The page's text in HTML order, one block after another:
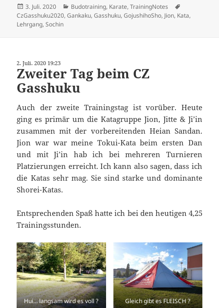
Veröffentlicht
am
3. Juli. 2020 Kategorien
Budotraining, Karate,TrainingNotes
CzGasshuku2020,Gankaku,Gasshuku,GojushihoSho, Jion, Kata,
Lehrgang,Sochin
2. Juli. 2020 19:23
Zweiter Tag beim CZ
Gasshuku
Auch der zweite Trainingstag ist vorüber. Heute
ging es primär um die Katagruppe Jion, Jitte & Ji’in
zusammen mit der vorbereitenden Heian Sandan.
Jion war war meine Tokui-Kata beim ersten Dan
und mit Ji’in hab ich bei mehreren Turnieren
Platzierungen erreicht. Ich kann also sagen, dass ich
die Katas sehr mag. Sie sind starke und dominante
Shorei-Katas.
Entsprechenden Spaß hatte ich bei den heutigen 4,25
Trainingsstunden.
Hui… langsam wird es voll ? Gleich gibt es FLEISCH ?